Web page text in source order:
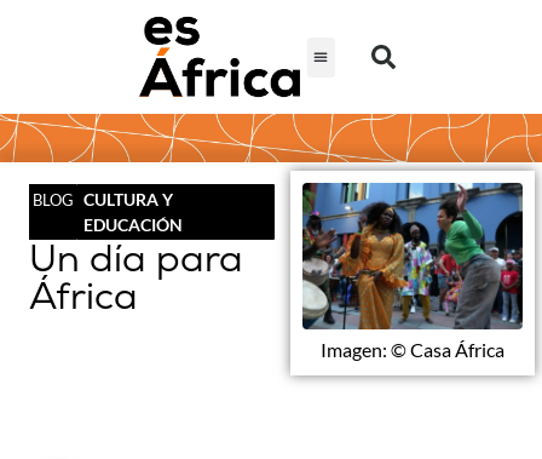
BLOG CULTURA Y
EDUCACIÓN
Un día para
África
Imagen: © Casa África